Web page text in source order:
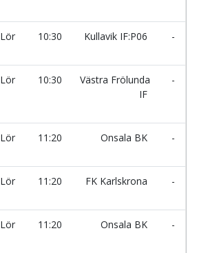
Lör 10:30 Kullavik IF:P06 -
Lör 10:30
Västra Frölunda
IF
-
Lör 11:20 Onsala BK -
Lör 11:20 FK Karlskrona -
Lör 11:20 Onsala BK -